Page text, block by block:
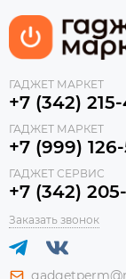
ГАДЖЕТ МАРКЕТ
+7 (342)
ГАДЖЕТ МАРКЕТ
+7 (999)
ГАДЖЕТ СЕРВИС
+7 (342)
Заказать звонок